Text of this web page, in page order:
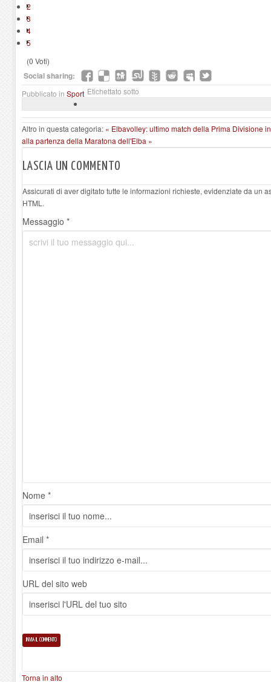
2
3
4
5
(0 Voti)
Social sharing:
Pubblicato in Sport Etichettato sotto
Altro in questa categoria: « Elbavolley: ultimo match della Prima Divisione
alla partenza della Maratona dell'Elba »
LASCIA UN COMMENTO
Assicurati di aver digitato tutte le informazioni richieste, evidenziate da un
HTML.
Messaggio *
Nome *
Email *
URL del sito web
Torna in alto